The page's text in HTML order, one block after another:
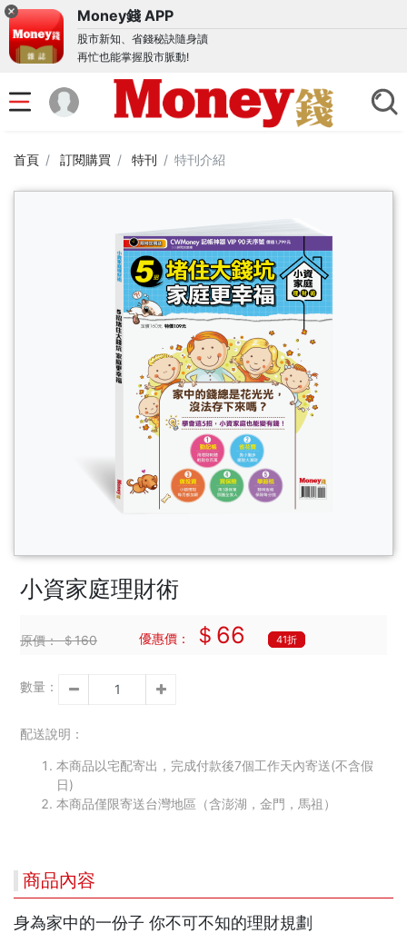
Money錢 APP
股市新知、省錢秘訣隨身讀
再忙也能掌握股市脈動!
首頁 訂閱購買 特刊 特刊介紹
小資家庭理財術
原價：＄160 優惠價： ＄66 41折
數量：
配送說明：
本商品以宅配寄出，完成付款後7個工作天內寄送(不含假
日)
本商品僅限寄送台灣地區（含澎湖，金門，馬祖）
商品內容
身為家中的一份子 你不可不知的理財規劃